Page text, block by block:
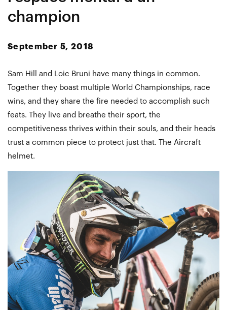
champion
September 5, 2018
Sam Hill and Loic Bruni have many things in common.
Together they boast multiple World Championships, race
wins, and they share the fire needed to accomplish such
feats. They live and breathe their sport, the
competitiveness thrives within their souls, and their heads
trust a common piece to protect just that. The Aircraft
helmet.